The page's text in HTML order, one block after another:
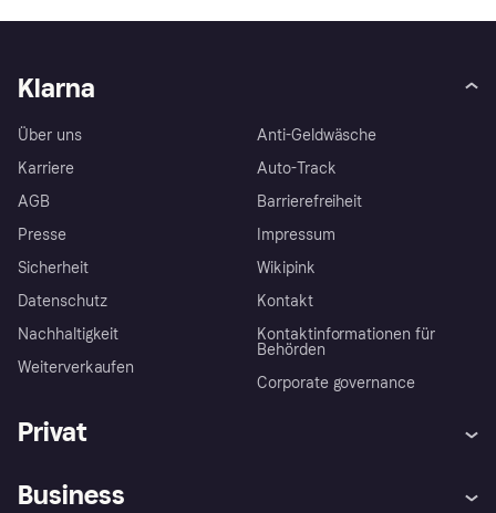
Klarna
Über uns
Karriere
AGB
Presse
Sicherheit
Datenschutz
Nachhaltigkeit
Weiterverkaufen
Anti-Geldwäsche
Auto-Track
Barrierefreiheit
Impressum
Wikipink
Kontakt
Kontaktinformationen für
Behörden
Corporate governance
Privat
Business